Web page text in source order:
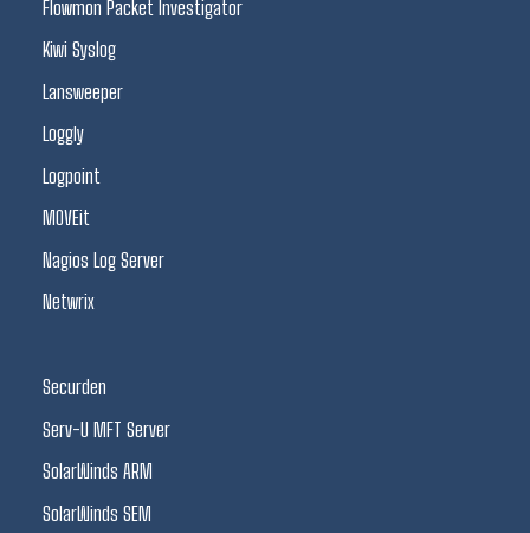
Flowmon Packet Investigator
Kiwi Syslog
Lansweeper
Loggly
Logpoint
MOVEit
Nagios Log Server
Netwrix
Securden
Serv-U MFT Server
SolarWinds ARM
SolarWinds SEM